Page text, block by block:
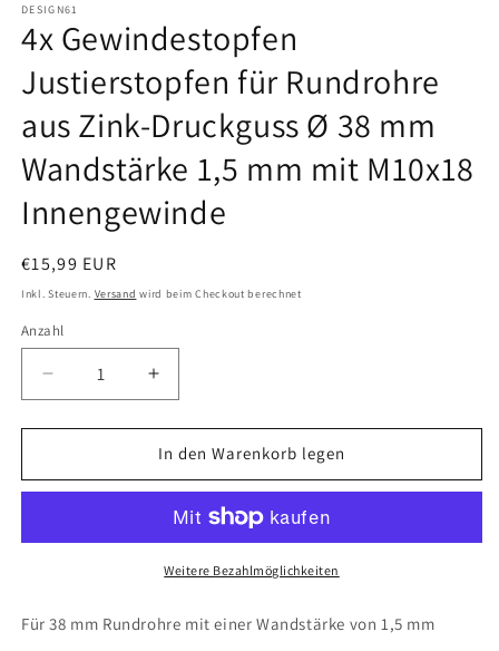
DESIGN61
4x Gewindestopfen
Justierstopfen für Rundrohre
aus Zink-Druckguss Ø 38 mm
Wandstärke 1,5 mm mit M10x18
Innengewinde
Normaler
Preis
€15,99 EUR
Inkl. Steuern. Versand wird beim Checkout berechnet
Anzahl
Anzahl
Verringere
die
Menge
4x
für
Zink-
Erhöhe
die
Menge
für
4x
Justierstopfen
für
Rundrohre
Zink-
In den Warenkorb legen
Weitere Bezahlmöglichkeiten
Für 38 mm Rundrohre mit einer Wandstärke von 1,5 mm